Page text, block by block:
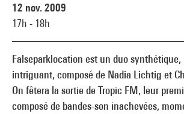
Falseparklocation est un duo
intriguant, composé de Nadia Lichtig et
On fêtera la sortie de Tropic FM, leur
composé de bandes-son inachevées,
12 nov. 2009
17h - 18h